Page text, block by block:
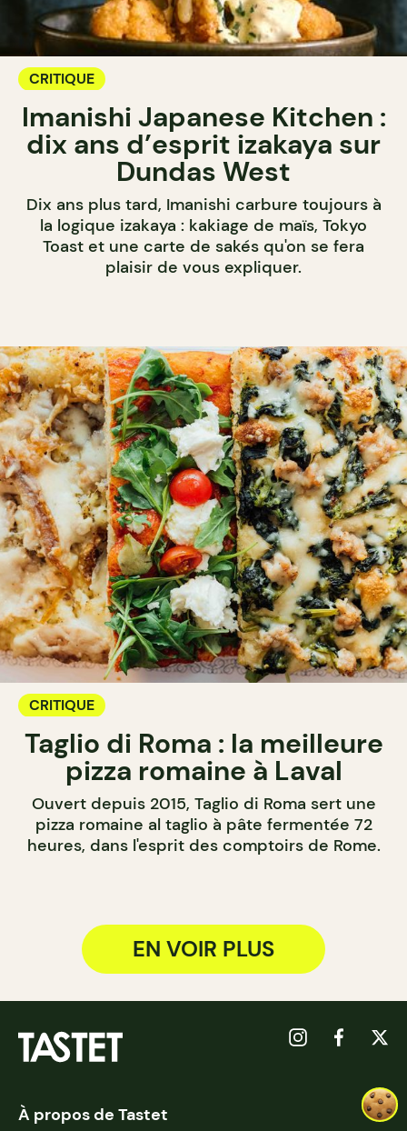
CRITIQUE
Imanishi Japanese Kitchen :
dix ans d’esprit izakaya sur
Dundas West
Dix ans plus tard, Imanishi carbure toujours à
la logique izakaya : kakiage de maïs, Tokyo
Toast et une carte de sakés qu'on se fera
plaisir de vous expliquer.
CRITIQUE
Taglio di Roma : la meilleure
pizza romaine à Laval
Ouvert depuis 2015, Taglio di Roma sert une
pizza romaine al taglio à pâte fermentée 72
heures, dans l'esprit des comptoirs de Rome.
EN VOIR PLUS
À propos de Tastet